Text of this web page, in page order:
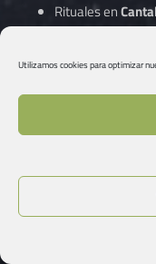
Utilizamos cookies para optimizar
Rituales en
Rituales en
Rituales en